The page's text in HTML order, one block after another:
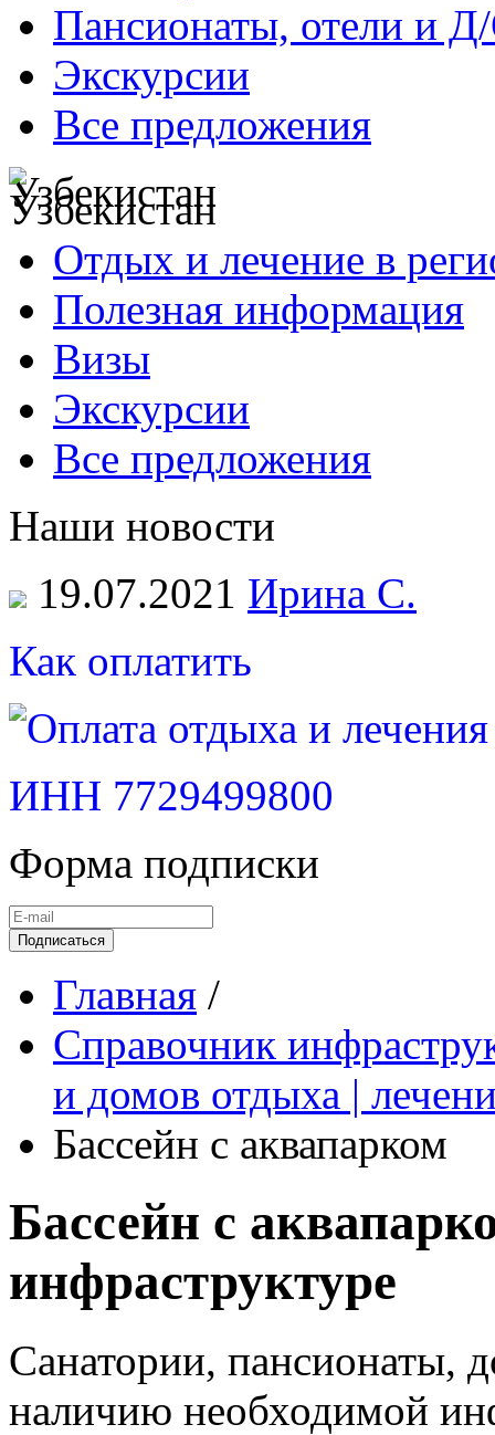
Пансионаты, отели и
Экскурсии
Все предложения
Узбекистан
Отдых и лечение в
Полезная информация
Визы
Экскурсии
Все предложения
Наши новости
19.07.2021 Ирина С.
Как оплатить
ИНН 7729499800
Форма подписки
Подписаться
Главная /
Справочник
и домов отдыха |
Бассейн с аквапарком
Бассейн с
инфраструктуре
Санатории, пансионаты,
наличию необходимой